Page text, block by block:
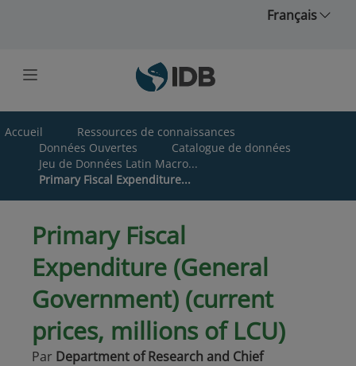
Français
Accueil
Ressources de connaissances
Données Ouvertes
Catalogue de données
Jeu de Données Latin Macro...
Primary Fiscal Expenditure...
Primary Fiscal
Expenditure (General
Government) (current
prices, millions of LCU)
Par Department of Research and Chief